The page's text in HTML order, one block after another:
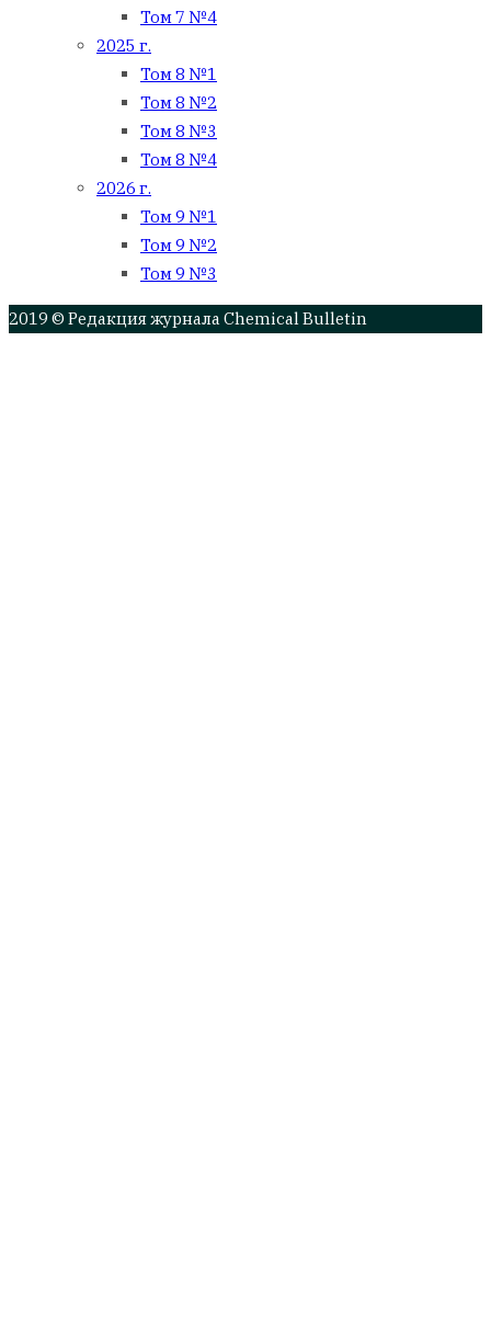
Том 7 №4
2025 г.
Том 8 №1
Том 8 №2
Том 8 №3
Том 8 №4
2026 г.
Том 9 №1
Том 9 №2
Том 9 №3
2019 © Редакция журнала Chemical Bulletin